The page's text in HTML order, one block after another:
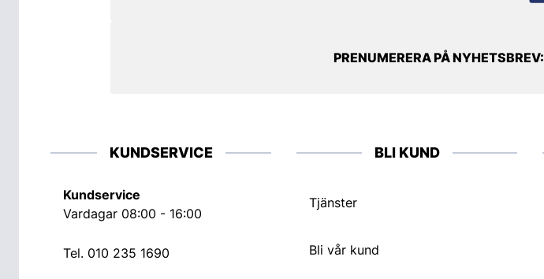
PRENUMERERA PÅ NYHETSBREV:
KUNDSERVICE
Kundservice
Vardagar 08:00 - 16:00
Tel. 010 235 1690
BLI KUND
Tjänster
Bli vår kund